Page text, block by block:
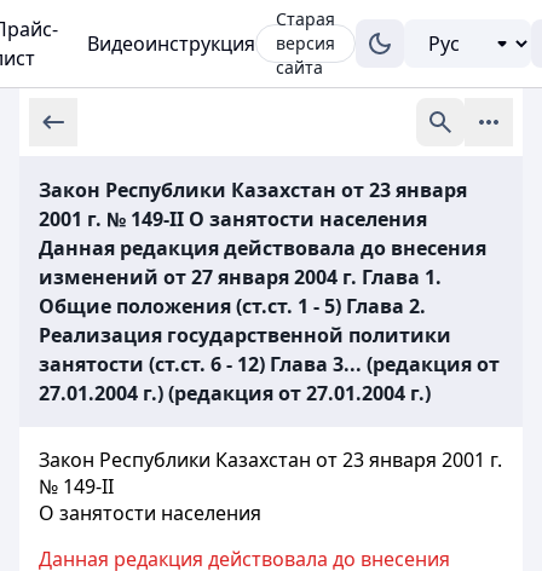
Видеоинструкция
Старая
версия
сайта
Закон Республики Казахстан от 23 января
2001 г. № 149-II О занятости населения
Данная редакция действовала до внесения
изменений от 27 января 2004 г. Глава 1.
Общие положения (ст.ст. 1 - 5) Глава 2.
Реализация государственной политики
занятости (ст.ст. 6 - 12) Глава 3... (редакция от
27.01.2004 г.) (редакция от 27.01.2004 г.)
Закон Республики Казахстан от 23 января 2001 г.
№ 149-II
О занятости населения
Данная редакция действовала до внесения